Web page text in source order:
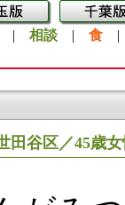
| 相談 | 食
田谷区／45歳